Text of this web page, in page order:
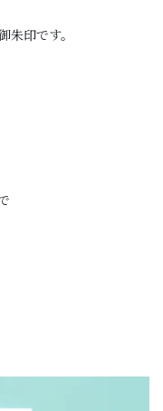
印です。